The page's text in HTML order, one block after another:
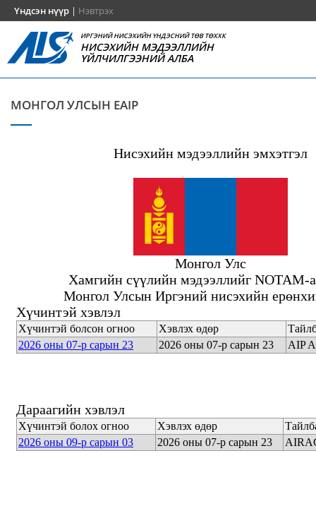
Үндсэн нүүр | Нэвтрэх
ИРГЭНИЙ НИСЭХИЙН ҮНДЭСНИЙ ТӨВ ТӨХХК
НИСЭХИЙН МЭДЭЭЛЛИЙН
ҮЙЛЧИЛГЭЭНИЙ АЛБА
МОНГОЛ УЛСЫН EAIP